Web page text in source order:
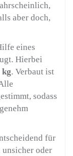
aber doch,
eines
Hierbei
kg. Verbaut ist
sodass
für
unsicher oder